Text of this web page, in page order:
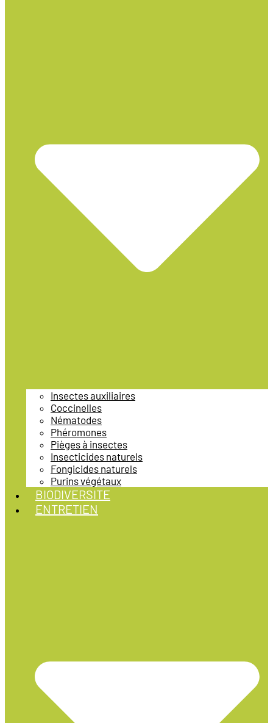
Insectes auxiliaires
Coccinelles
Nématodes
Phéromones
Pièges à insectes
Insecticides naturels
Fongicides naturels
Purins végétaux
BIODIVERSITE
ENTRETIEN